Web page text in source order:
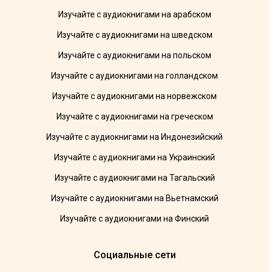
Изучайте с аудиокнигами на арабском
Изучайте с аудиокнигами на шведском
Изучайте с аудиокнигами на польском
Изучайте с аудиокнигами на голландском
Изучайте с аудиокнигами на норвежском
Изучайте с аудиокнигами на греческом
Изучайте с аудиокнигами на Индонезийский
Изучайте с аудиокнигами на Украинский
Изучайте с аудиокнигами на Тагальский
Изучайте с аудиокнигами на Вьетнамский
Изучайте с аудиокнигами на Финский
Социальные сети